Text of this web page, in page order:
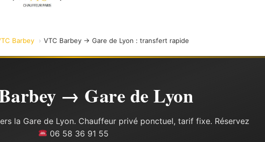
Barbey VTC Barbey → Gare de Lyon : transfert rapide
→ Gare de Lyon
la Gare de Lyon. Chauffeur privé ponctuel, tarif fixe. Réservez
06 58 36 91 55